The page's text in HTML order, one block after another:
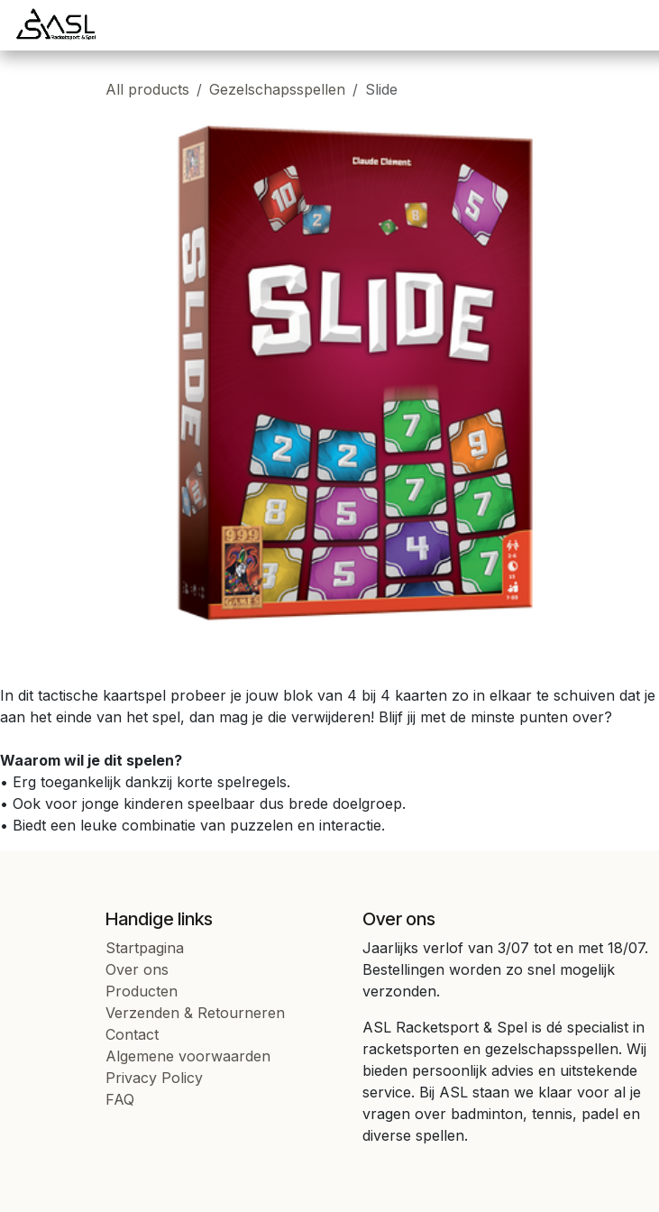
Overslaan naar inhoud
All products Gezelschapsspellen Slide
In dit tactische kaartspel probeer je jouw blok van 4 bij 4 kaarten zo in elkaar te schuiven dat
aan het einde van het spel, dan mag je die verwijderen! Blijf jij met de minste punten over?
Waarom wil je dit spelen?
• Erg toegankelijk dankzij korte spelregels.
• Ook voor jonge kinderen speelbaar dus brede doelgroep.
• Biedt een leuke combinatie van puzzelen en interactie.
Handige links
Startpagina
Over ons
Producten
Verzenden & Retourneren
Contact
Algemene voorwaarden
Privacy Policy
FAQ
Over ons
Jaarlijks verlof van 3/07 tot en met 18/07.
Bestellingen worden zo snel mogelijk
verzonden.
ASL Racketsport & Spel is dé specialist in
racketsporten en gezelschapsspellen. Wij
bieden persoonlijk advies en uitstekende
service. Bij ASL staan we klaar voor al je
vragen over badminton, tennis, padel en
diverse spellen.